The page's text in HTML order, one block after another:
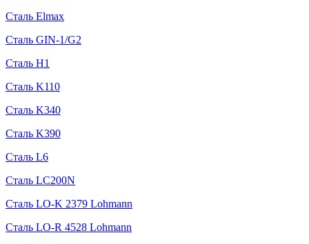
Сталь Elmax
Сталь GIN-1/G2
Сталь H1
Сталь K110
Сталь K340
Сталь K390
Сталь L6
Сталь LC200N
Сталь LO-K 2379 Lohmann
Сталь LO-R 4528 Lohmann